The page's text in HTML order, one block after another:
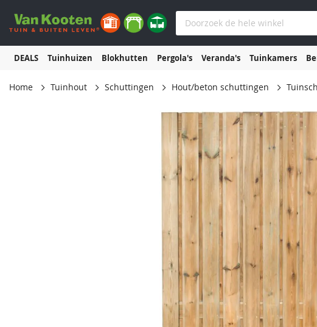
DEALS Tuinhuizen Blokhutten Pergola's Veranda's Tuinkamers
Home Tuinhout Schuttingen Hout/beton schuttingen